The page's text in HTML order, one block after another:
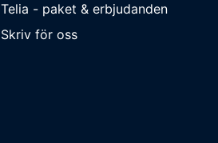
Telia - paket & erbjudanden
Skriv för oss